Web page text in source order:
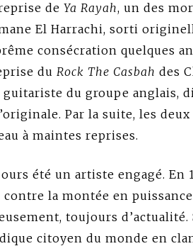
de Ya Rayah, un des
El Harrachi, sorti
consécration quelques
du Rock The Casbah des
guitariste du groupe anglais,
Par la suite, les
à maintes reprises.
été un artiste engagé. En
la montée en
toujours
citoyen du monde en